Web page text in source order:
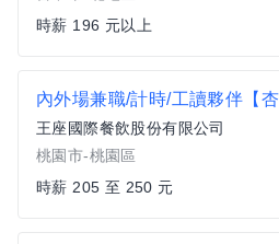
時薪 196 元以上
王座國際餐飲股份有限公司
桃園市-桃園區
時薪 205 至 250 元